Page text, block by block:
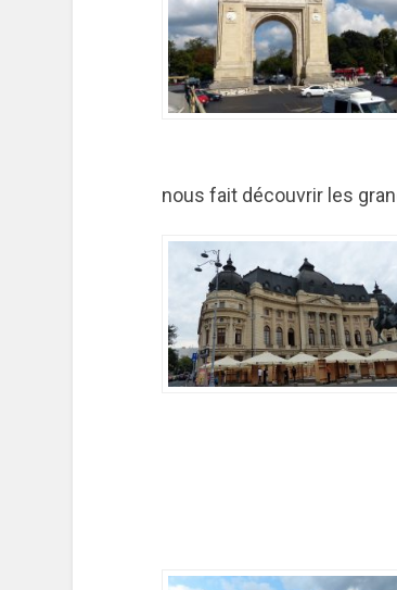
nous fait découvrir les